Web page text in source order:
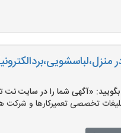
«آگهی شما را در سایت نت تعمیر دیده ام و
تخصصی تعمیرکارها و شرکت